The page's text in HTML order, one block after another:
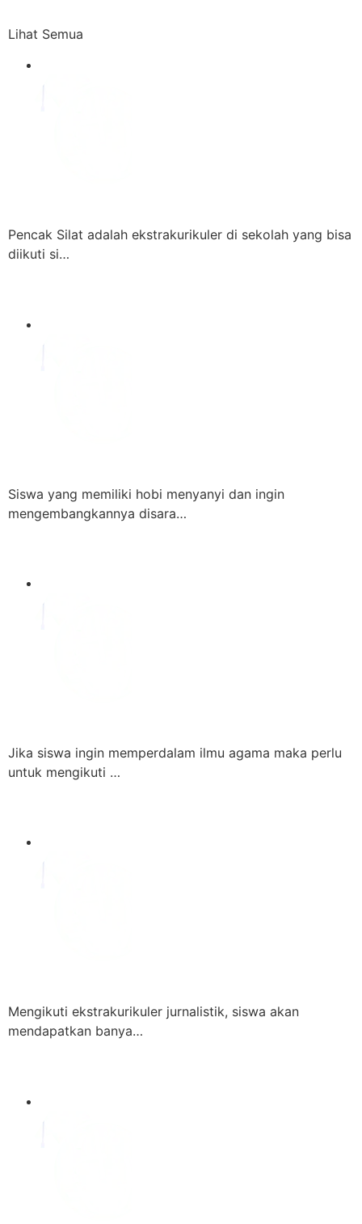
Lihat Semua
Pencak Silat adalah ekstrakurikuler di sekolah yang bisa
diikuti si…
Siswa yang memiliki hobi menyanyi dan ingin
mengembangkannya disara…
Jika siswa ingin memperdalam ilmu agama maka perlu
untuk mengikuti …
Mengikuti ekstrakurikuler jurnalistik, siswa akan
mendapatkan banya…